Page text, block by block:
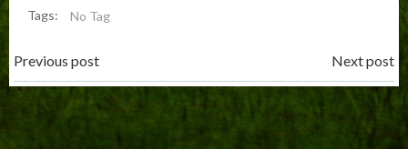
Tags: No Tag
Post
navigation
Previous post
navigation
Next post